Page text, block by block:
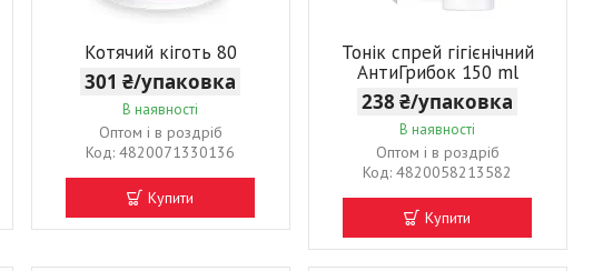
Котячий кіготь 80
301 ₴/упаковка
В наявності
Оптом і в роздріб
4820071330136
Купити
Тонік спрей гігієнічний
АнтиГрибок 150 ml
238 ₴/упаковка
В наявності
Оптом і в роздріб
4820058213582
Купити